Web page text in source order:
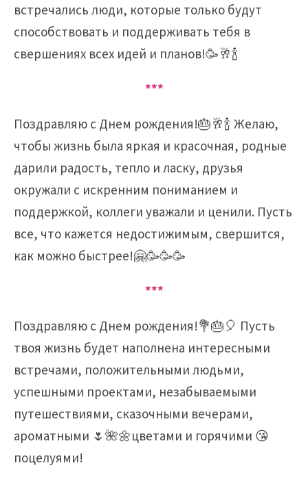
встречались люди, которые только будут
способствовать и поддерживать тебя в
свершениях всех идей и планов!🥳🥂🍾
***
Поздравляю с Днем рождения!🎂🥂🍾 Желаю,
чтобы жизнь была яркая и красочная, родные
дарили радость, тепло и ласку, друзья
окружали с искренним пониманием и
поддержкой, коллеги уважали и ценили. Пусть
все, что кажется недостижимым, свершится,
как можно быстрее!🤗🥳🥳🥳
***
Поздравляю с Днем ​​рождения!💐🎂🎈 Пусть
твоя жизнь будет наполнена интересными
встречами, положительными людьми,
успешными проектами, незабываемыми
путешествиями, сказочными вечерами,
ароматными 🌷🌺🌼цветами и горячими 😘
поцелуями!